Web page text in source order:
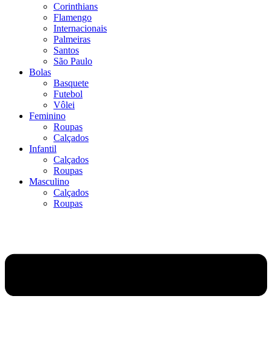
Corinthians
Flamengo
Internacionais
Palmeiras
Santos
São Paulo
Bolas
Basquete
Futebol
Vôlei
Feminino
Roupas
Calçados
Infantil
Calçados
Roupas
Masculino
Calçados
Roupas